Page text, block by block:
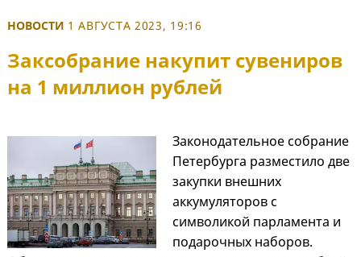
НОВОСТИ 1 АВГУСТА 2023, 19:16
Заксобрание накупит сувениров
на 1 миллион рублей
Законодательное собрание
Петербурга разместило две
закупки внешних
аккумуляторов с
символикой парламента и
подарочных наборов.